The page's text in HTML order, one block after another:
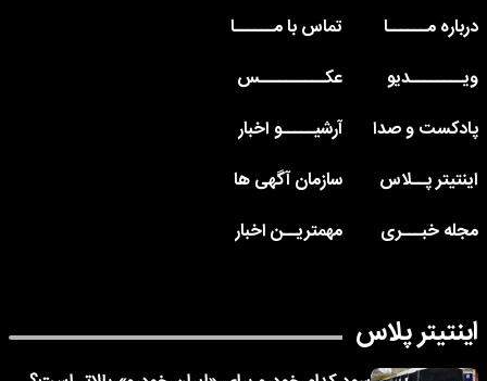
درباره مــــــا
تماس با مــــــا
ویــــــــدیو
عکــــــــــس
پادکست و صدا
آرشیـــــو اخبار
اینتیتر پــلاس
سازمان آگهی ها
مجله خبـــری
مهمتریــن اخبار
اینتیتر پلاس